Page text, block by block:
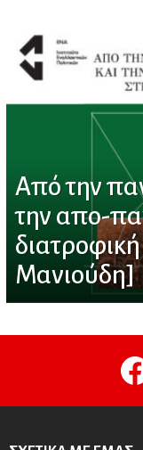
Από την
την απο-
Μανιούδη]